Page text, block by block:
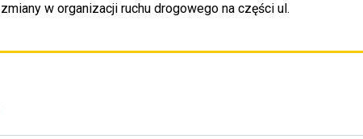
w organizacji ruchu drogowego na części ul.
Przejdź do porzpedniego